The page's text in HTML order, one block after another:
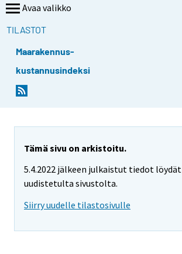
Avaa valikko
TILASTOT
Maarakennus-
kustannusindeksi
Tämä sivu on arkistoitu.
5.4.2022 jälkeen julkaistut tiedot löydät
uudistetulta sivustolta.
Siirry uudelle tilastosivulle